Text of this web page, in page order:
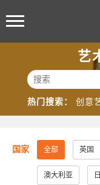
艺
热门搜索： 创意
国家 全部 英国
澳大利亚